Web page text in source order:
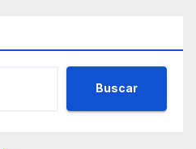
Buscar